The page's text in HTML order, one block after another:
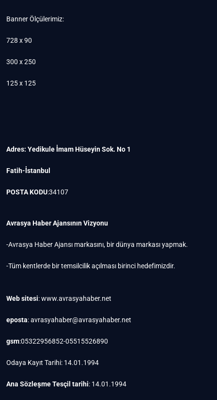
Banner Ölçülerimiz:
728 x 90
300 x 250
125 x 125
Adres: Yedikule İmam Hüseyin Sok. No 1
Fatih-İstanbul
POSTA KODU:34107
Avrasya Haber Ajansının Vizyonu
-Avrasya Haber Ajansı markasını, bir dünya markası yapmak.
-Tüm kentlerde bir temsilcilik açılması birinci hedefimizdir.
Web sitesi: www.avrasyahaber.net
eposta: avrasyahaber@avrasyahaber.net
gsm:05322956852-05515526890
Odaya Kayıt Tarihi: 14.01.1994
Ana Sözleşme Tesçil tarihi: 14.01.1994